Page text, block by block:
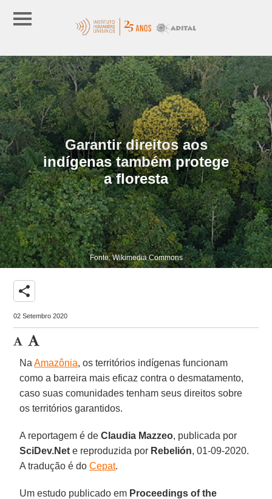
Garantir direitos aos
indígenas também protege
a floresta
Fonte: Wikimedia Commons
share
02 Setembro 2020
NaAmazônia, os territórios indígenas funcionam
como a barreira mais eficaz contra o desmatamento,
caso suas comunidades tenham seus direitos sobre
os territórios garantidos.
A reportagem é deClaudia Mazzeo, publicada por
SciDev.Net e reproduzida por Rebelión, 01-09-2020.
A tradução é doCepat.
Um estudo publicado em Proceedings of the